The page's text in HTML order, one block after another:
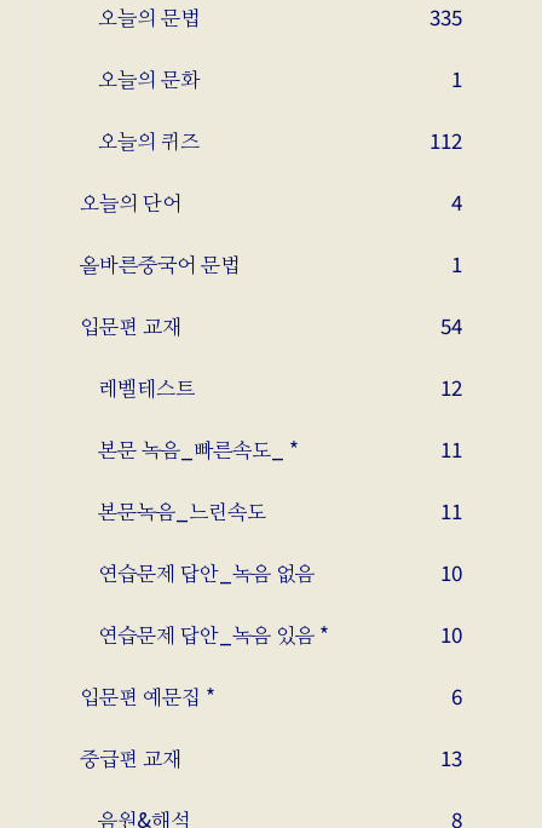
오늘의 문법 335
오늘의 문화 1
오늘의 퀴즈 112
오늘의 단어 4
올바른중국어 문법 1
입문편 교재 54
레벨테스트 12
본문 녹음_빠른속도_ * 11
본문녹음_느린속도 11
연습문제 답안_녹음 없음 10
연습문제 답안_녹음 있음 * 10
입문편 예문집 * 6
중급편 교재 13
음원&해석 8